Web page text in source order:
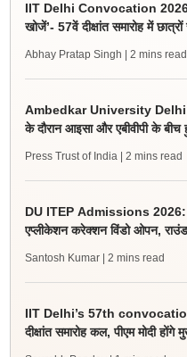
IIT Delhi Convocation 2026:
खोजें’- 57वें दीक्षांत समारोह में छात्रों
Abhay Pratap Singh | 2 mins read
Ambedkar University Delhi:
के दौरान आइसा और एबीवीपी के
Press Trust of India | 2 mins read
DU ITEP Admissions 2026:
एप्लीकेशन करेक्शन विंडो ओपन,
Santosh Kumar | 2 mins read
IIT Delhi’s 57th
दीक्षांत समारोह कल, पीएम मोदी होंगे